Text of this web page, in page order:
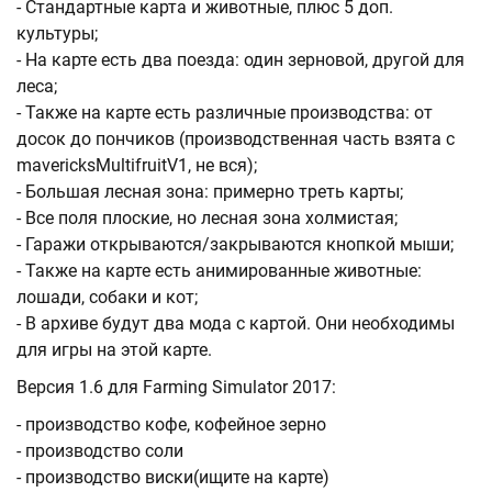
- Стандартные карта и животные, плюс 5 доп.
культуры;
- На карте есть два поезда: один зерновой, другой для
леса;
- Также на карте есть различные производства: от
досок до пончиков (производственная часть взята с
mavericksMultifruitV1, не вся);
- Большая лесная зона: примерно треть карты;
- Все поля плоские, но лесная зона холмистая;
- Гаражи открываются/закрываются кнопкой мыши;
- Также на карте есть анимированные животные:
лошади, собаки и кот;
- В архиве будут два мода с картой. Они необходимы
для игры на этой карте.
Версия 1.6 для Farming Simulator 2017:
- производство кофе, кофейное зерно
- производство соли
- производство виски(ищите на карте)